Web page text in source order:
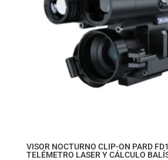
VISOR NOCTURNO CLIP-ON PARD
TELÉMETRO LASER Y CÁLCULO